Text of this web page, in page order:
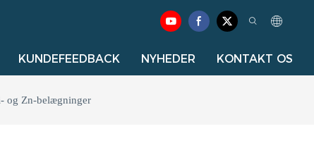
KUNDEFEEDBACK NYHEDER KONTAKT OS
og Zn-belægninger